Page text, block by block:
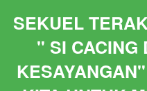
SEKUEL
" SI CACING